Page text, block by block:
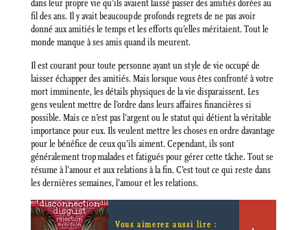
dans leur propre vie qu’ils avaient laissé passer des amitiés dorées au
fil des ans. Il y avait beaucoup de profonds regrets de ne pas avoir
donné aux amitiés le temps et les efforts qu’elles méritaient. Tout le
monde manque à ses amis quand ils meurent.
Il est courant pour toute personne ayant un style de vie occupé de
laisser échapper des amitiés. Mais lorsque vous êtes confronté à votre
mort imminente, les détails physiques de la vie disparaissent. Les
gens veulent mettre de l’ordre dans leurs affaires financières si
possible. Mais ce n’est pas l’argent ou le statut qui détient la véritable
importance pour eux. Ils veulent mettre les choses en ordre davantage
pour le bénéfice de ceux qu’ils aiment. Cependant, ils sont
généralement trop malades et fatigués pour gérer cette tâche. Tout se
résume à l’amour et aux relations à la fin. C’est tout ce qui reste dans
les dernières semaines, l’amour et les relations.
Vous aimerez aussi lire :